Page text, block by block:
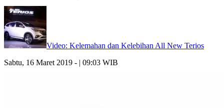
Video: Kelemahan dan Kelebihan All New Terios
Sabtu, 16 Maret 2019 - | 09:03 WIB